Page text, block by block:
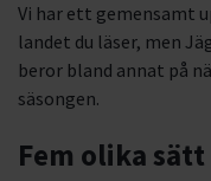
Vi har ett gemensamt
landet du läser, men
beror bland annat på
säsongen.
Fem olika